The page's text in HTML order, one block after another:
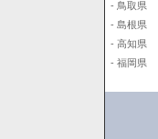
- 鳥取県
- 島根県
- 高知県
- 福岡県